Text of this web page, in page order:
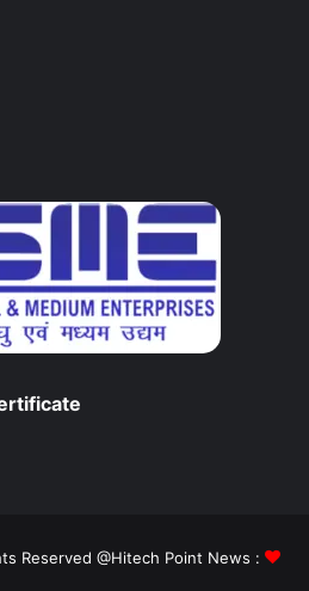
Reserved @Hitech Point News :